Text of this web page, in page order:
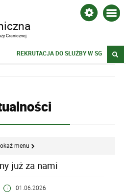
Granicznej
REKRUTACJA DO SŁUŻBY W SG
menu
już za nami
01.06.2026